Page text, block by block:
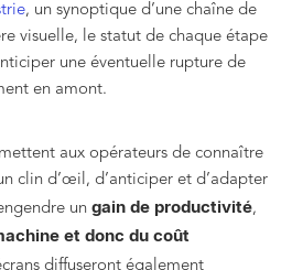
, un synoptique d’une chaîne de
visuelle, le statut de chaque étape
une éventuelle rupture de
en amont.
aux opérateurs de connaître
clin d’œil, d’anticiper et d’adapter
un gain de productivité,
et donc du coût
diffuseront également